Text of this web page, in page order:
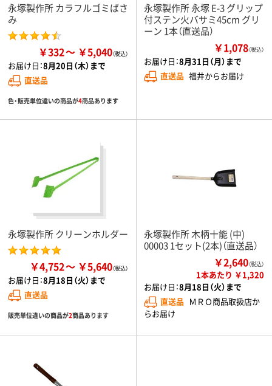
永塚製作所 カラフルゴミばさ
み
￥332 ￥5,040
お届け日：8月20日（木）まで
直送品
色・販売単位違いの商品が4商品あります
永塚製作所 永塚 E-3 グリップ
付ステン火バサミ45cm グリ
ーン 1本（直送品）
￥1,078（税込）
お届け日：8月31日（月）まで
直送品 福井からお届け
永塚製作所 クリーンホルダー
￥4,752 ￥5,640
お届け日：8月18日（火）まで
直送品
販売単位違いの商品が2商品あります
永塚製作所 木柄十能 (中)
00003 1セット(2本)（直送品）
￥2,640（税込）
1本あたり ￥1,320
お届け日：8月18日（火）まで
直送品 ＭＲＯ商品取扱店か
らお届け